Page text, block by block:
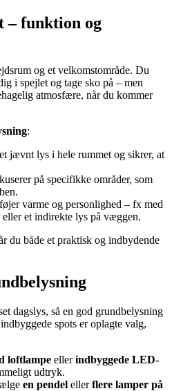
– funktion og
og et velkomstområde. Du
i spejlet og tage sko på – men
atmosfære, når du kommer
:
jævnt lys i hele rummet og sikrer, at
på specifikke områder, som
varme og personlighed – fx med
et indirekte lys på væggen.
du både et praktisk og indbydende
dagslys, så en god grundbelysning
spots er oplagte valg,
loftlampe ellerindbyggede LED-
udtryk.
en pendel ellerflere lamper på